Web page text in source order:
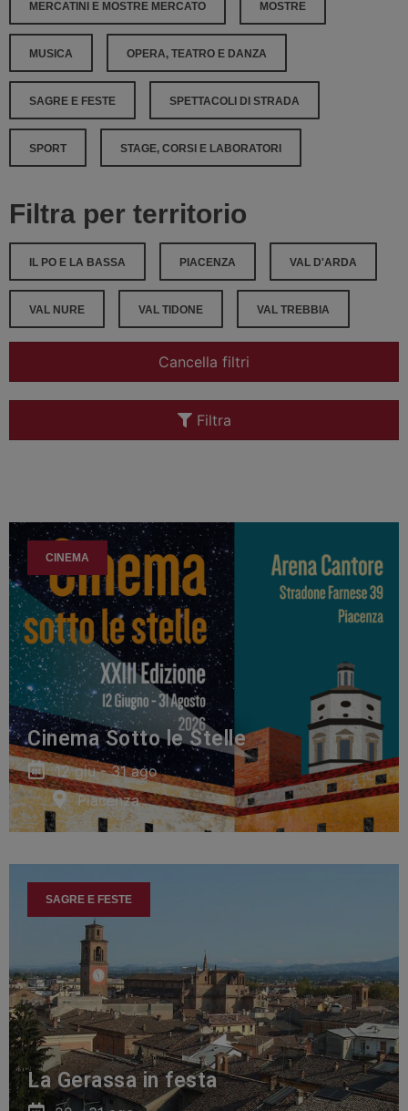
MERCATINI E MOSTRE MERCATO MOSTRE
MUSICA OPERA, TEATRO E DANZA
SAGRE E FESTE SPETTACOLI DI STRADA
SPORT STAGE, CORSI E LABORATORI
Filtra per territorio
IL PO E LA BASSA PIACENZA VAL D'ARDA
VAL NURE VAL TIDONE VAL TREBBIA
Cancella filtri
Filtra
CINEMA
Cinema Sotto le Stelle
12 giu - 31 ago
Piacenza
SAGRE E FESTE
La Gerassa in festa